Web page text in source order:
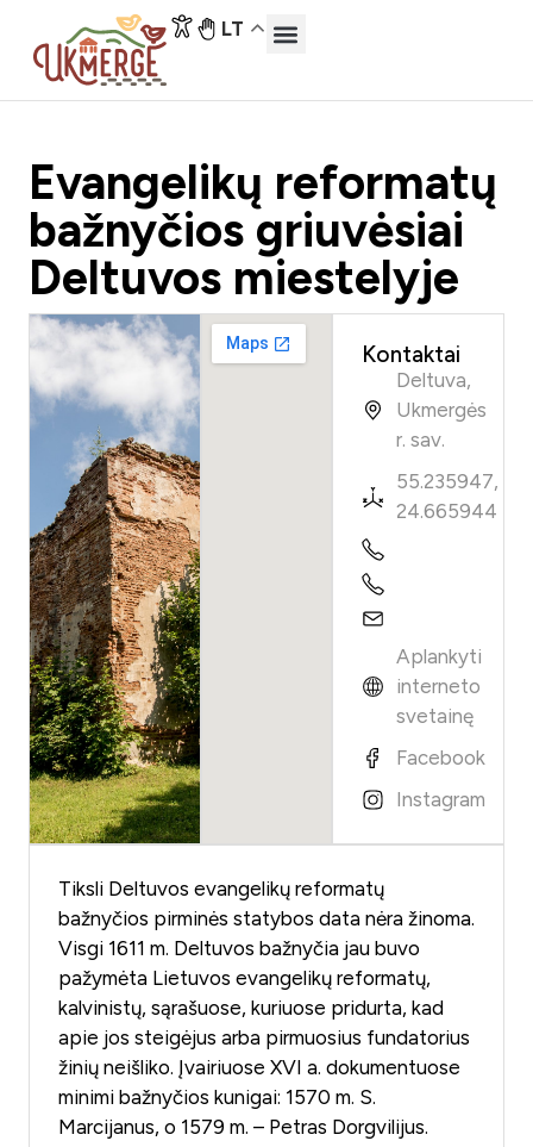
LT
Evangelikų reformatų
bažnyčios griuvėsiai
Deltuvos miestelyje
Kontaktai
Deltuva,
Ukmergės
r. sav.
55.235947,
24.665944
Aplankyti
interneto
svetainę
Facebook
Instagram
Tiksli Deltuvos evangelikų reformatų
bažnyčios pirminės statybos data nėra žinoma.
Visgi 1611 m. Deltuvos bažnyčia jau buvo
pažymėta Lietuvos evangelikų reformatų,
kalvinistų, sąrašuose, kuriuose pridurta, kad
apie jos steigėjus arba pirmuosius fundatorius
žinių neišliko. Įvairiuose XVI a. dokumentuose
minimi bažnyčios kunigai: 1570 m. S.
Marcijanus, o 1579 m. – Petras Dorgvilijus.